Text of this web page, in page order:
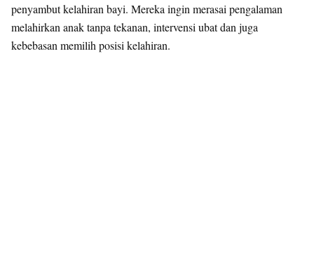
penyambut kelahiran bayi. Mereka ingin merasai pengalaman
melahirkan anak tanpa tekanan, intervensi ubat dan juga
kebebasan memilih posisi kelahiran.